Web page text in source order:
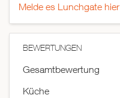
Melde es Lunchgate hier
BEWERTUNGEN
Gesamtbewertung
Küche